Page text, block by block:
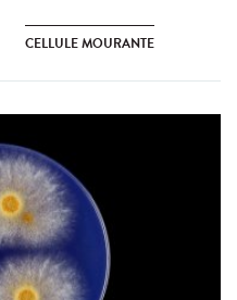
CELLULE MOURANTE